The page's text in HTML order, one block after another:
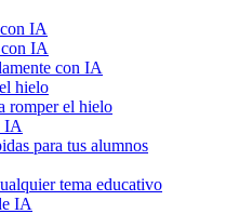
IA
con IA
con IA
hielo
romper el hielo
IA
para tus alumnos
tema educativo
IA